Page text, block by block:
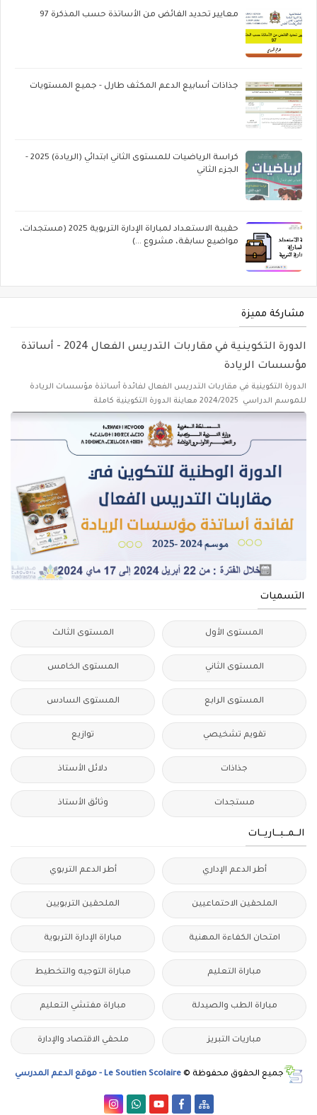
معايير تحديد الفائض من الأساتذة حسب المذكرة 97
جذاذات أسابيع الدعم المكثف طارل - جميع المستويات
كراسة الرياضيات للمستوى الثاني ابتدائي (الريادة) 2025 -
الجزء الثاني
حقيبة الاستعداد لمباراة الإدارة التربوية 2025 (مستجدات،
مواضيع سابقة، مشروع ...)
مشاركة مميزة
الدورة التكوينية في مقاربات التدريس الفعال 2024 - أساتذة
مؤسسات الريادة
الدورة التكوينية في مقاربات التدريس الفعال لفائدة أساتذة مؤسسات الريادة
للموسم الدراسي 2024/2025 معاينة الدورة التكوينية كاملة
التسميات
المستوى الأول المستوى الثالث
المستوى الثاني المستوى الخامس
المستوى الرابع المستوى السادس
تقويم تشخيصي توازيع
جذاذات دلائل الأستاذ
مستجدات وثائق الأستاذ
الــمــبــاريــات
أطر الدعم الإداري أطر الدعم التربوي
الملحقين الاحتماعيين الملحقين التربويين
امتحان الكفاءة المهنية مباراة الإدارة التربوية
مباراة التعليم مباراة التوجيه والتخطيط
مباراة الطب والصيدلة مباراة مفتشي التعليم
مباريات التبريز ملحقي الاقتصاد والإدارة
جميع الحقوق محفوظة © Le Soutien Scolaire - موقع الدعم المدرسي